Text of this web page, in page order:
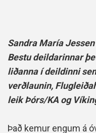
Sandra María
Bestu deildarinnar
liðanna í deildinni
verðlaunin,
leik Þórs/KA og
Það kemur engum á